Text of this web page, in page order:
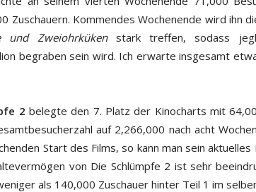
Zuschauern. Kommendes Wochenende wird ihn
und Zweiohrkükenstark treffen, sodass
begraben sein wird. Ich erwarte insgesamt
2 belegte den 7. Platz der Kinocharts mit
auf 2,266,000 nach acht
Start des Films, so kann man sein
von Die Schlümpfe 2 ist sehr
als 140,000 Zuschauer hinter Teil 1 im